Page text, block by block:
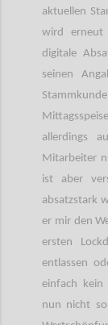
aktuellen
wird erneut
digitale
seinen
allerdings
Mitarbeiter
ist aber
absatzstark
er mir den
ersten
entlassen
einfach kein
nun nicht